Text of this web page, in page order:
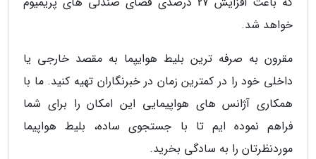
خواهد شد.
مقرون به صرفه ترین بلیط هوایپما به مقصد خارجی یا
داخلی خود را در کمترین زمان در خبرنگاران تهیه کنید. ما با
همکاری آژانس های هواپیمایی این امکان را برای شما
فراهم نموده ایم تا با جستجوی ساده، بلیط هواپیما
موردنظرتان را به سادگی بخرید.